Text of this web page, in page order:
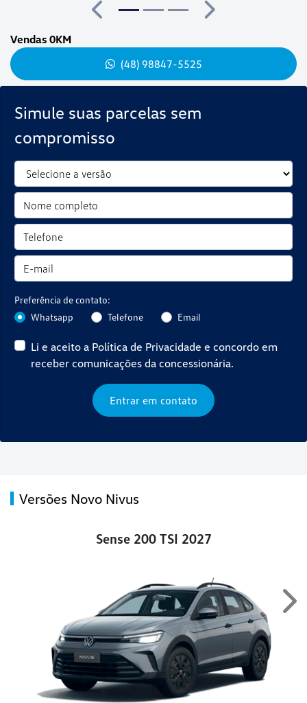
Simule suas parcelas sem
compromisso
Preferência de contato:
Whatsapp
Telefone Email
Li e aceito a Política de Privacidade e concordo em
receber comunicações da concessionária.
Entrar em contato
Anterior
Próximo
Vendas 0KM
(48) 98847-5525
Versões Novo Nivus
Sense 200 TSI 2027